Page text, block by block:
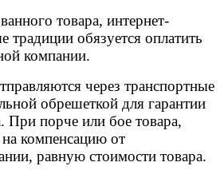
товара, интернет-
традиции обязуется оплатить
компании.
через транспортные
обрешеткой для гарантии
При порче или бое товара,
компенсацию от
равную стоимости товара.